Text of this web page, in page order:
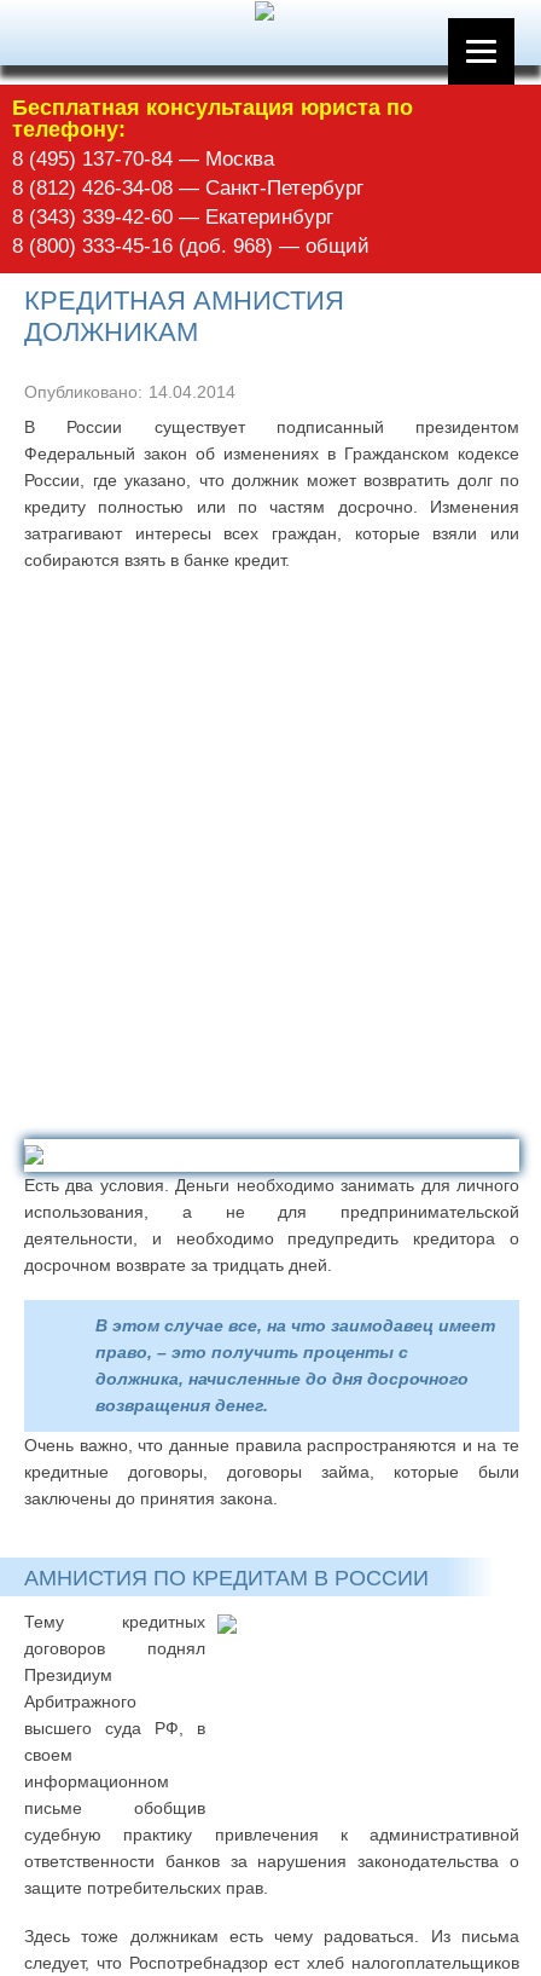
Бесплатная консультация юриста по
телефону:
8 (495) 137-70-84 — Москва
8 (812) 426-34-08 — Санкт-Петербург
8 (343) 339-42-60 — Екатеринбург
8 (800) 333-45-16 (доб. 968) — общий
КРЕДИТНАЯ АМНИСТИЯ
ДОЛЖНИКАМ
Опубликовано: 14.04.2014
В России существует подписанный президентом
Федеральный закон об изменениях в Гражданском кодексе
России, где указано, что должник может возвратить долг по
кредиту полностью или по частям досрочно. Изменения
затрагивают интересы всех граждан, которые взяли или
собираются взять в банке кредит.
Есть два условия. Деньги необходимо занимать для личного
использования, а не для предпринимательской
деятельности, и необходимо предупредить кредитора о
досрочном возврате за тридцать дней.
В этом случае все, на что заимодавец имеет
право, – это получить проценты с
должника, начисленные до дня досрочного
возвращения денег.
Очень важно, что данные правила распространяются и на те
кредитные договоры, договоры займа, которые были
заключены до принятия закона.
АМНИСТИЯ ПО КРЕДИТАМ В РОССИИ
Тему кредитных
договоров поднял
Президиум
Арбитражного
высшего суда РФ, в
своем
информационном
письме обобщив
судебную практику привлечения к административной
ответственности банков за нарушения законодательства о
защите потребительских прав.
Здесь тоже должникам есть чему радоваться. Из письма
следует, что Роспотребнадзор ест хлеб налогоплательщиков